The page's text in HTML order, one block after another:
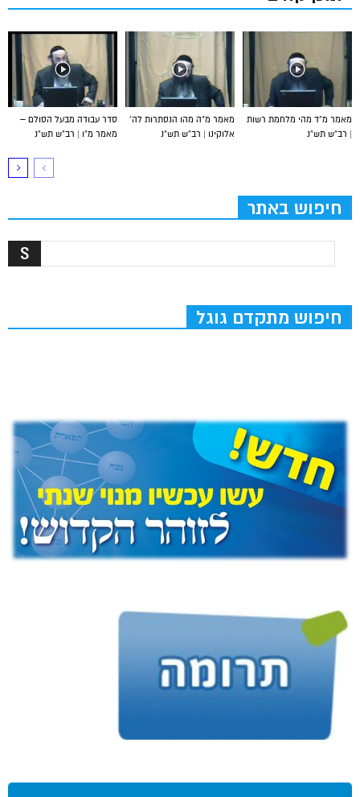
סדר עבודה מבעל הסולם –
מאמר מ”ו | רב”ש תש”נ
מאמר מ”ה מהו הנסתרות לה’
אלוקינו | רב”ש תש”נ
מאמר מ”ד מהי מלחמת רשות
| רב”ש תש”נ
חיפוש באתר
חיפוש מתקדם גוגל